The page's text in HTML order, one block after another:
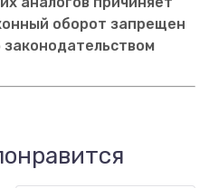
оборот запрещен